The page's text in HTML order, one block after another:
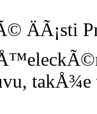
ÄÃ¡sti